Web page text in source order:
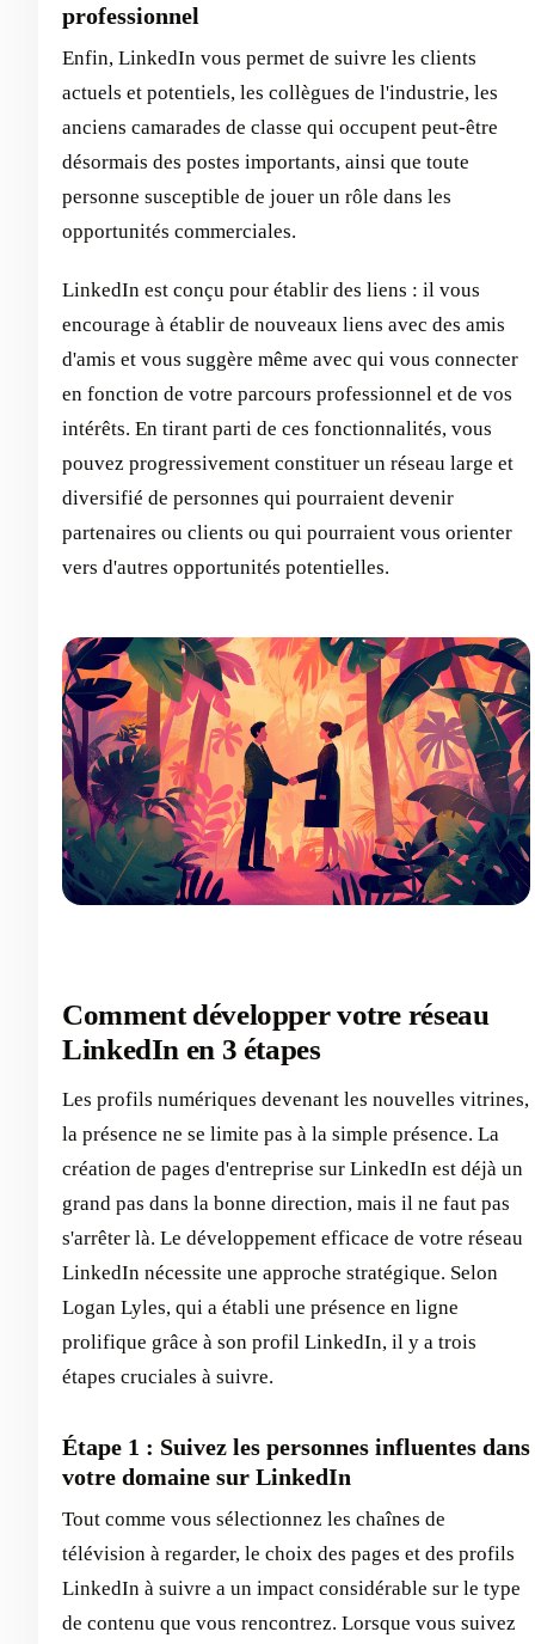
professionnel
Enfin, LinkedIn vous permet de suivre les clients
actuels et potentiels, les collègues de l'industrie, les
anciens camarades de classe qui occupent peut-être
désormais des postes importants, ainsi que toute
personne susceptible de jouer un rôle dans les
opportunités commerciales.
LinkedIn est conçu pour établir des liens : il vous
encourage à établir de nouveaux liens avec des amis
d'amis et vous suggère même avec qui vous connecter
en fonction de votre parcours professionnel et de vos
intérêts. En tirant parti de ces fonctionnalités, vous
pouvez progressivement constituer un réseau large et
diversifié de personnes qui pourraient devenir
partenaires ou clients ou qui pourraient vous orienter
vers d'autres opportunités potentielles.
Comment développer votre réseau
LinkedIn en 3 étapes
Les profils numériques devenant les nouvelles vitrines,
la présence ne se limite pas à la simple présence. La
création de pages d'entreprise sur LinkedIn est déjà un
grand pas dans la bonne direction, mais il ne faut pas
s'arrêter là. Le développement efficace de votre réseau
LinkedIn nécessite une approche stratégique. Selon
Logan Lyles, qui a établi une présence en ligne
prolifique grâce à son profil LinkedIn, il y a trois
étapes cruciales à suivre.
Étape 1 : Suivez les personnes influentes dans
votre domaine sur LinkedIn
Tout comme vous sélectionnez les chaînes de
télévision à regarder, le choix des pages et des profils
LinkedIn à suivre a un impact considérable sur le type
de contenu que vous rencontrez. Lorsque vous suivez